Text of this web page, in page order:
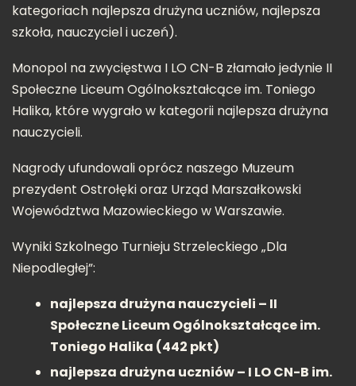
kategoriach najlepsza drużyna uczniów, najlepsza
szkoła, nauczyciel i uczeń).
Monopol na zwycięstwa I LO CN-B złamało jedynie II
Społeczne Liceum Ogólnokształcące im. Toniego
Halika, które wygrało w kategorii najlepsza drużyna
nauczycieli.
Nagrody ufundowali oprócz naszego Muzeum
prezydent Ostrołęki oraz Urząd Marszałkowski
Województwa Mazowieckiego w Warszawie.
Wyniki Szkolnego Turnieju Strzeleckiego „Dla
Niepodległej”:
najlepsza drużyna nauczycieli – II
Społeczne Liceum Ogólnokształcące im.
Toniego Halika (442 pkt)
najlepsza drużyna uczniów – I LO CN-B im.